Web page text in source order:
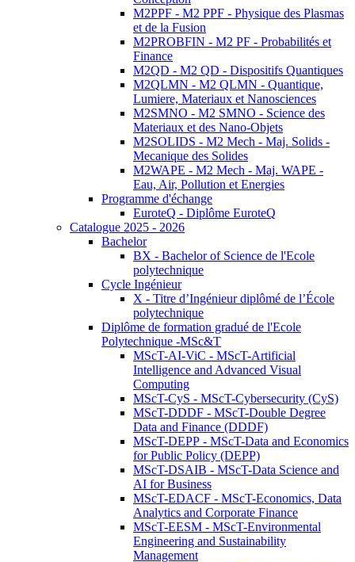
M2PPF - M2 PPF - Physique des Plasmas
et de la Fusion
M2PROBFIN - M2 PF - Probabilités et
Finance
M2QD - M2 QD - Dispositifs Quantiques
M2QLMN - M2 QLMN - Quantique,
Lumiere, Materiaux et Nanosciences
M2SMNO - M2 SMNO - Science des
Materiaux et des Nano-Objets
M2SOLIDS - M2 Mech - Maj. Solids -
Mecanique des Solides
M2WAPE - M2 Mech - Maj. WAPE -
Eau, Air, Pollution et Energies
Programme d'échange
EuroteQ - Diplôme EuroteQ
Catalogue 2025 - 2026
Bachelor
BX - Bachelor of Science de l'Ecole
polytechnique
Cycle Ingénieur
X - Titre d’Ingénieur diplômé de l’École
polytechnique
Diplôme de formation gradué de l'Ecole
Polytechnique -MSc&T
MScT-AI-ViC - MScT-Artificial
Intelligence and Advanced Visual
Computing
MScT-CyS - MScT-Cybersecurity (CyS)
MScT-DDDF - MScT-Double Degree
Data and Finance (DDDF)
MScT-DEPP - MScT-Data and Economics
for Public Policy (DEPP)
MScT-DSAIB - MScT-Data Science and
AI for Business
MScT-EDACF - MScT-Economics, Data
Analytics and Corporate Finance
MScT-EESM - MScT-Environmental
Engineering and Sustainability
Management